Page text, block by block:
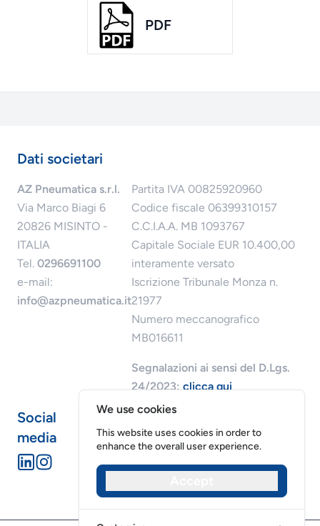
PDF
Dati societari
AZ Pneumatica s.r.l.
Via Marco Biagi 6
20826 MISINTO -
ITALIA
Tel. 0296691100
e-mail:
info@azpneumatica.it
Partita IVA 00825920960
Codice fiscale 06399310157
C.C.I.A.A. MB 1093767
Capitale Sociale EUR 10.400,00
interamente versato
Iscrizione Tribunale Monza n.
21977
Numero meccanografico
MB016611
Segnalazioni ai sensi del D.Lgs.
24/2023:clicca qui
Social
media
Riservatezza dei datiCookies
We use cookies
This website uses cookies in order to
enhance the overall user experience.